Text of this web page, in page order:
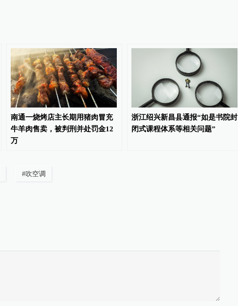
南通一烧烤店主长期用猪肉冒充
牛羊肉售卖，被判刑并处罚金12
万
浙江绍兴新昌县通报“如是书院封
闭式课程体系等相关问题”
#吹空调